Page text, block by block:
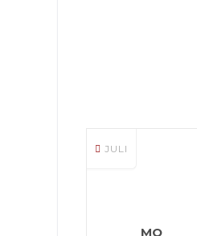
JULI
MO